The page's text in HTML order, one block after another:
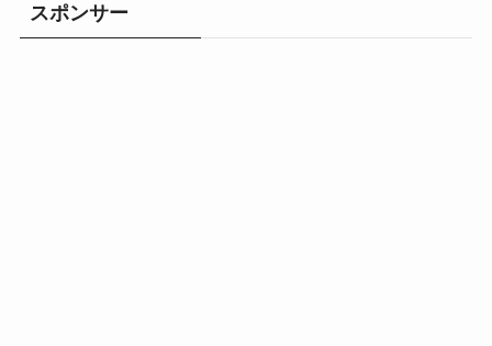
スポンサー